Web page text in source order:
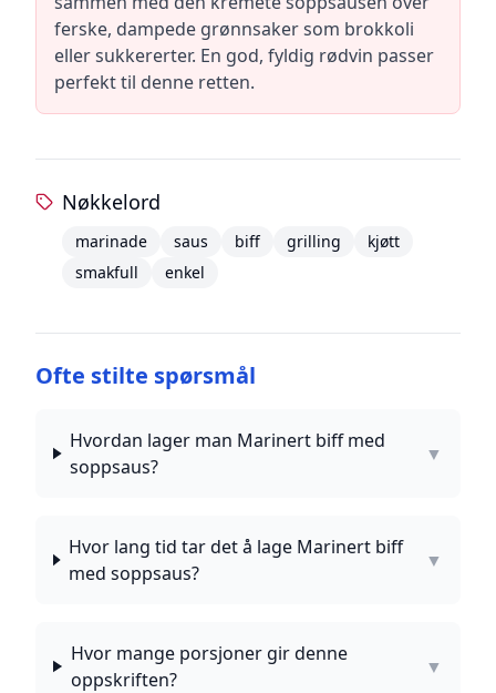
ferske, dampede grønnsaker som brokkoli
eller sukkererter. En god, fyldig rødvin passer
perfekt til denne retten.
Nøkkelord
marinade saus biff grilling
kjøtt
smakfull
enkel
Ofte stilte spørsmål
Hvordan lager man Marinert biff med
soppsaus?
▼
Hvor lang tid tar det å lage Marinert biff
med soppsaus?
▼
Hvor mange porsjoner gir denne
oppskriften?
▼